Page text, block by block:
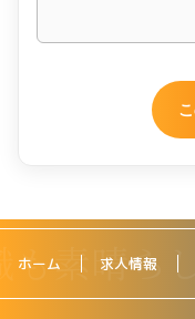
ホーム 求人情報